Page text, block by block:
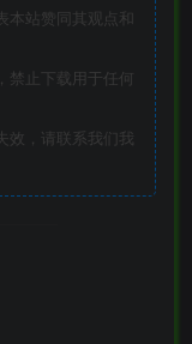
站赞同其观点和
禁止下载用于任何
效，请联系我们我